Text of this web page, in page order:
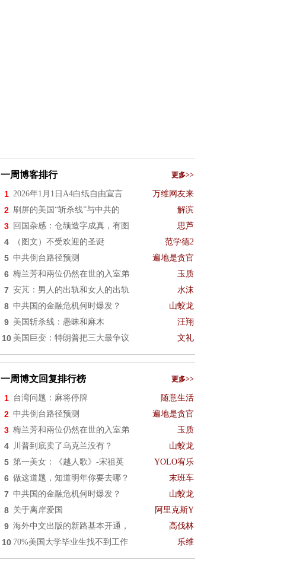
一周博客排行 更多>>
1 2026年1月1日A4白纸自由宣言 万维网友来
2 刷屏的美国“斩杀线”与中共的 解滨
3 回国杂感：仓颉造字成真，有图 思芦
4 （图文）不受欢迎的圣诞 范学德2
5 中共倒台路径预测 遍地是贪官
6 梅兰芳和兩位仍然在世的入室弟 玉质
7 安芃：男人的出轨和女人的出轨 水沫
8 中共国的金融危机何时爆发？ 山蛟龙
9 美国斩杀线：愚昧和麻木 汪翔
10 美国巨变：特朗普把三大最争议 文礼
一周博文回复排行榜 更多>>
1 台湾问题：麻将停牌 随意生活
2 中共倒台路径预测 遍地是贪官
3 梅兰芳和兩位仍然在世的入室弟 玉质
4 川普到底卖了乌克兰没有？ 山蛟龙
5 第一美女：《越人歌》-宋祖英 YOLO宥乐
6 做这道题，知道明年你要去哪？ 末班车
7 中共国的金融危机何时爆发？ 山蛟龙
8 关于离岸爱国 阿里克斯Y
9 海外中文出版的新路基本开通， 高伐林
10 70%美国大学毕业生找不到工作 乐维